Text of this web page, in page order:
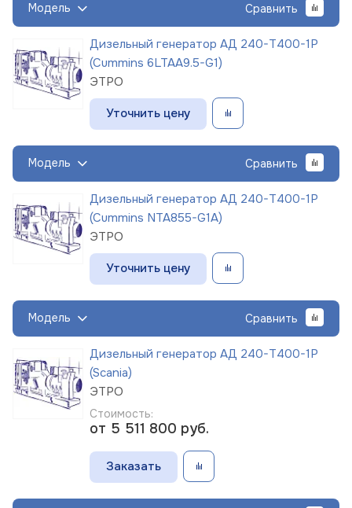
Модель Сравнить
Дизельный генератор АД 240-Т400-1Р
(Cummins 6LTAA9.5-G1)
ЭТРО
Уточнить цену
Модель Сравнить
Дизельный генератор АД 240-Т400-1Р
(Cummins NTA855-G1A)
ЭТРО
Уточнить цену
Модель Сравнить
Дизельный генератор АД 240-Т400-1Р
(Scania)
ЭТРО
Стоимость:
от 5 511 800 руб.
Заказать